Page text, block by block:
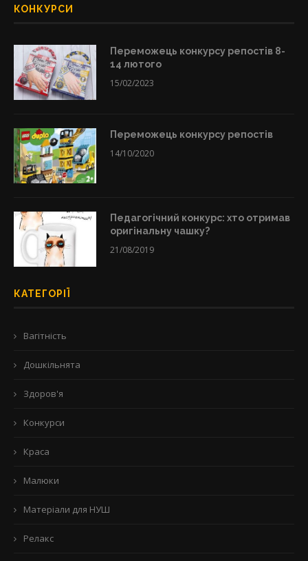
КОНКУРСИ
Переможець конкурсу репостів 8-
14 лютого
15/02/2023
Переможець конкурсу репостів
14/10/2020
Педагогічний конкурс: хто отримав
оригінальну чашку?
21/08/2019
КАТЕГОРІЇ
Вагітність
Дошкільнята
Здоров'я
Конкурси
Краса
Малюки
Матеріали для НУШ
Релакс